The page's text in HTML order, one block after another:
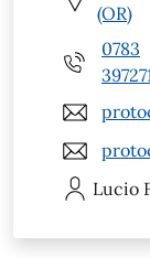
(OR)
0783
397271
Lucio